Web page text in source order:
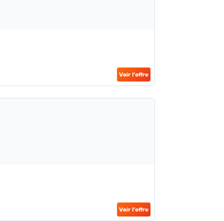
Voir l’offre
Voir l’offre